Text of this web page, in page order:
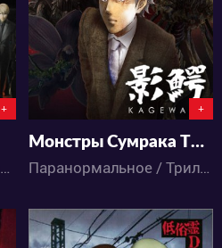
+
Паранормальное / Экшен / Детектив / Ужасы / Аниме
2 1
+
Монстры Сумрака ТВ-1
Паранормальное / Триллер / Детектив / Ужасы / Аниме